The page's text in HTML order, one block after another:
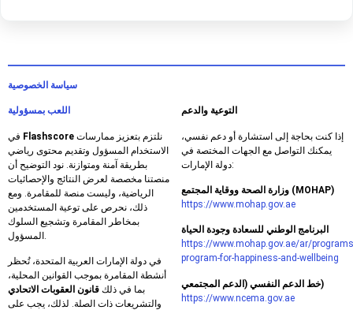
سياسة الخصوصية
اللعب بمسؤولية
Flashscore
الاستخدام المسؤول وتقديم محتوى رياضي
بطريقة آمنة ومتوازنة. نود التوضيح أن
منصتنا مخصصة لعرض النتائج والإحصائيات
الرياضية، وليست منصة للمقامرة. ومع
ذلك، نحرص على توعية المستخدمين
بمخاطر المقامرة وتشجيع السلوك
في دولة الإمارات العربية المتحدة، تُحظر
أنشطة المقامرة بموجب القوانين المحلية،
بما في ذلك قانون العقوبات الاتحادي
والتشريعات ذات الصلة. لذلك، يجب على
التوعية والدعم
إذا كنت بحاجة إلى استشارة أو دعم نفسي،
يمكنك التواصل مع الجهات المختصة في
دولة الإمارات:
وزارة الصحة ووقاية المجتمع (MOHAP)
https://www.mohap.gov.ae
البرنامج الوطني للسعادة وجودة الحياة
https://www.mohap.gov.ae/ar/
program-for-happiness-and-wellbeing
خط الدعم النفسي (الدعم المجتمعي)
https://www.ncema.gov.ae